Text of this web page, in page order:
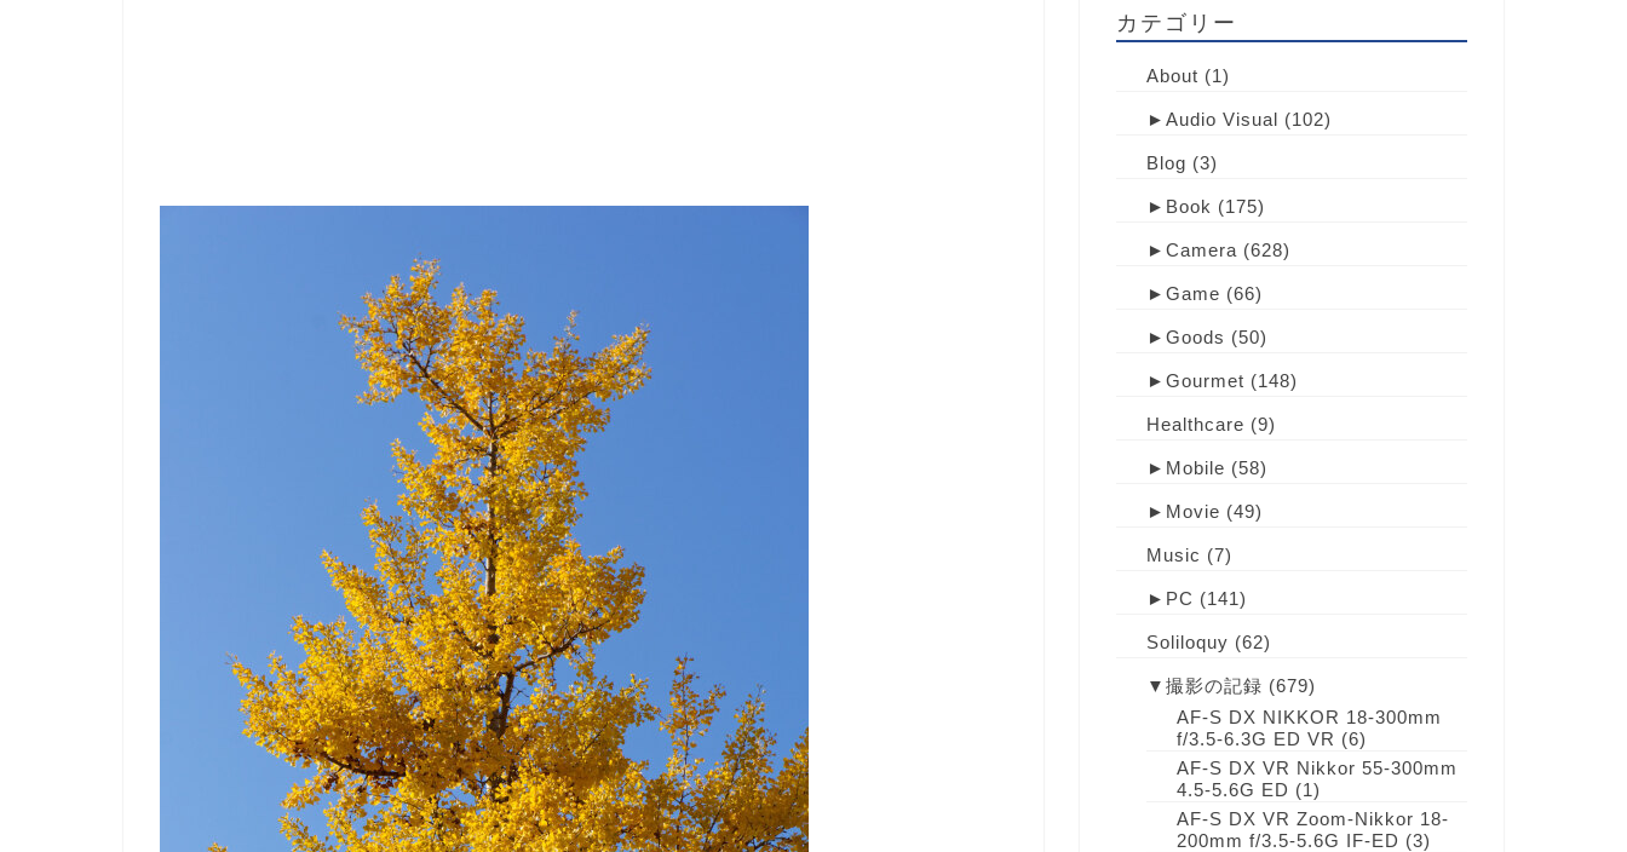
カテゴリー
About (1)
► Audio Visual (102)
Blog (3)
► Book (175)
► Camera (628)
► Game (66)
► Goods (50)
► Gourmet (148)
Healthcare (9)
► Mobile (58)
► Movie (49)
Music (7)
► PC (141)
Soliloquy (62)
▼ 撮影の記録 (679)
AF-S DX NIKKOR 18-300mm
f/3.5-6.3G ED VR (6)
AF-S DX VR Nikkor 55-300mm
4.5-5.6G ED (1)
AF-S DX VR Zoom-Nikkor 18-
200mm f/3.5-5.6G IF-ED (3)